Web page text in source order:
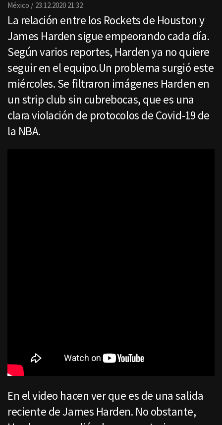
México 23.12.2020 21:32
La relación entre los Rockets de Houston y
James Harden sigue empeorando cada día.
Según varios reportes, Harden ya no quiere
seguir en el equipo.Un problema surgió este
miércoles. Se filtraron imágenes Harden en
un strip club sin cubrebocas, que es una
clara violación de protocolos de Covid-19 de
la NBA.
En el video hacen ver que es de una salida
reciente de James Harden. No obstante,